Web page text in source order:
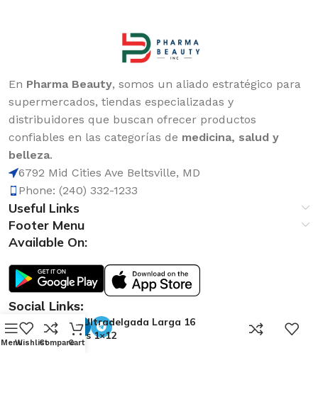
En Pharma Beauty, somos un aliado estratégico para
supermercados, tiendas especializadas y
distribuidores que buscan ofrecer productos
confiables en las categorías de medicina, salud y
belleza.
6792 Mid Cities Ave Beltsville, MD
Phone: (240) 332-1233
Useful Links
Footer Menu
Available On:
Social Links:
Saba Ultradelgada Larga 16
Toallas 1×12
MenuWishlistCompare
0
Cart